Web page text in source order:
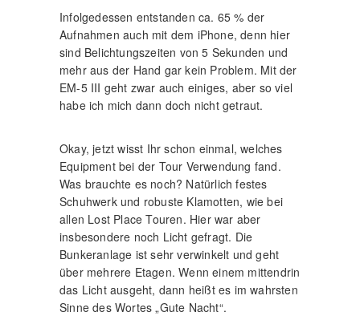
Infolgedessen entstanden ca. 65 % der
Aufnahmen auch mit dem iPhone, denn hier
sind Belichtungszeiten von 5 Sekunden und
mehr aus der Hand gar kein Problem. Mit der
EM-5 III geht zwar auch einiges, aber so viel
habe ich mich dann doch nicht getraut.
Okay, jetzt wisst Ihr schon einmal, welches
Equipment bei der Tour Verwendung fand.
Was brauchte es noch? Natürlich festes
Schuhwerk und robuste Klamotten, wie bei
allen Lost Place Touren. Hier war aber
insbesondere noch Licht gefragt. Die
Bunkeranlage ist sehr verwinkelt und geht
über mehrere Etagen. Wenn einem mittendrin
das Licht ausgeht, dann heißt es im wahrsten
Sinne des Wortes „Gute Nacht“.